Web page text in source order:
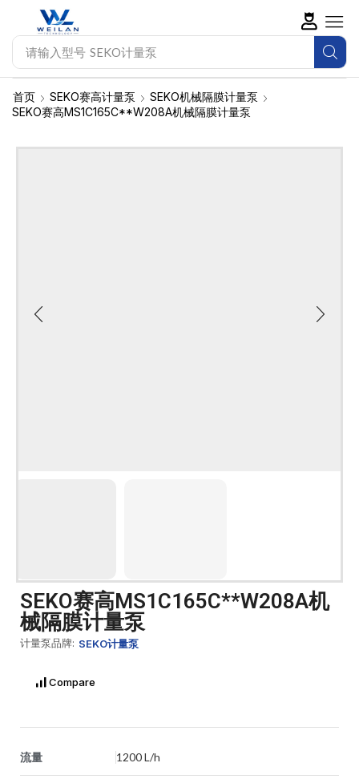
请输入型号 SEKO计量泵
首页 SEKO赛高计量泵
SEKO机械隔膜计量泵
SEKO赛高MS1C165C**W208A机械隔膜计量泵
SEKO赛高MS1C165C**W208A机
械隔膜计量泵
计量泵品牌: SEKO计量泵
Compare
流量 1200 L/h